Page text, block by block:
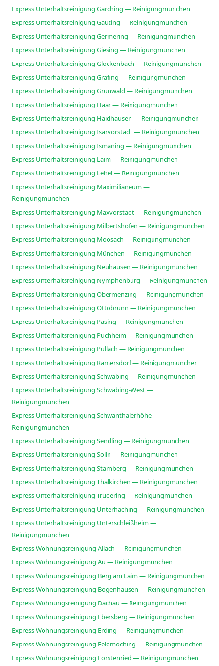
Express Unterhaltsreinigung Garching — Reinigungmunchen
Express Unterhaltsreinigung Gauting — Reinigungmunchen
Express Unterhaltsreinigung Germering — Reinigungmunchen
Express Unterhaltsreinigung Giesing — Reinigungmunchen
Express Unterhaltsreinigung Glockenbach — Reinigungmunchen
Express Unterhaltsreinigung Grafing — Reinigungmunchen
Express Unterhaltsreinigung Grünwald — Reinigungmunchen
Express Unterhaltsreinigung Haar — Reinigungmunchen
Express Unterhaltsreinigung Haidhausen — Reinigungmunchen
Express Unterhaltsreinigung Isarvorstadt — Reinigungmunchen
Express Unterhaltsreinigung Ismaning — Reinigungmunchen
Express Unterhaltsreinigung Laim — Reinigungmunchen
Express Unterhaltsreinigung Lehel — Reinigungmunchen
Express Unterhaltsreinigung Maximilianeum —
Reinigungmunchen
Express Unterhaltsreinigung Maxvorstadt — Reinigungmunchen
Express Unterhaltsreinigung Milbertshofen — Reinigungmunchen
Express Unterhaltsreinigung Moosach — Reinigungmunchen
Express Unterhaltsreinigung München — Reinigungmunchen
Express Unterhaltsreinigung Neuhausen — Reinigungmunchen
Express Unterhaltsreinigung Nymphenburg — Reinigungmunchen
Express Unterhaltsreinigung Obermenzing — Reinigungmunchen
Express Unterhaltsreinigung Ottobrunn — Reinigungmunchen
Express Unterhaltsreinigung Pasing — Reinigungmunchen
Express Unterhaltsreinigung Puchheim — Reinigungmunchen
Express Unterhaltsreinigung Pullach — Reinigungmunchen
Express Unterhaltsreinigung Ramersdorf — Reinigungmunchen
Express Unterhaltsreinigung Schwabing — Reinigungmunchen
Express Unterhaltsreinigung Schwabing-West —
Reinigungmunchen
Express Unterhaltsreinigung Schwanthalerhöhe —
Reinigungmunchen
Express Unterhaltsreinigung Sendling — Reinigungmunchen
Express Unterhaltsreinigung Solln — Reinigungmunchen
Express Unterhaltsreinigung Starnberg — Reinigungmunchen
Express Unterhaltsreinigung Thalkirchen — Reinigungmunchen
Express Unterhaltsreinigung Trudering — Reinigungmunchen
Express Unterhaltsreinigung Unterhaching — Reinigungmunchen
Express Unterhaltsreinigung Unterschleißheim —
Reinigungmunchen
Express Wohnungsreinigung Allach — Reinigungmunchen
Express Wohnungsreinigung Au — Reinigungmunchen
Express Wohnungsreinigung Berg am Laim — Reinigungmunchen
Express Wohnungsreinigung Bogenhausen — Reinigungmunchen
Express Wohnungsreinigung Dachau — Reinigungmunchen
Express Wohnungsreinigung Ebersberg — Reinigungmunchen
Express Wohnungsreinigung Erding — Reinigungmunchen
Express Wohnungsreinigung Feldmoching — Reinigungmunchen
Express Wohnungsreinigung Forstenried — Reinigungmunchen